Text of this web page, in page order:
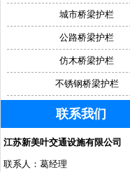
城市桥梁护栏
公路桥梁护栏
仿木桥梁护栏
不锈钢桥梁护栏
联系我们
江苏新美叶交通设施有限公司
联系人：葛经理